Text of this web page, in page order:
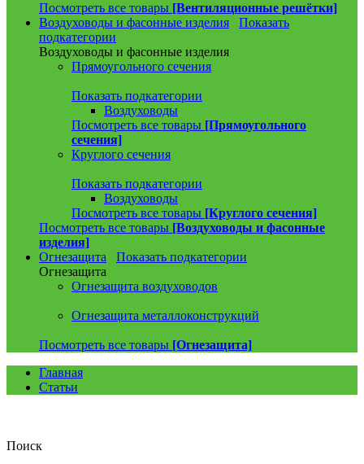
Посмотреть все товары [Вентиляционные решётки]
Воздуховоды и фасонные изделия
Показать
подкатегории
Воздуховоды и фасонные изделия
Прямоугольного сечения
Показать подкатегории
Воздуховоды
Посмотреть все товары [Прямоугольного
сечения]
Круглого сечения
Показать подкатегории
Воздуховоды
Посмотреть все товары [Круглого сечения]
Посмотреть все товары [Воздуховоды и фасонные
изделия]
Огнезащита
Показать подкатегории
Огнезащита
Огнезащита воздуховодов
Огнезащита металлоконструкций
Посмотреть все товары [Огнезащита]
Главная
Статьи
Поиск